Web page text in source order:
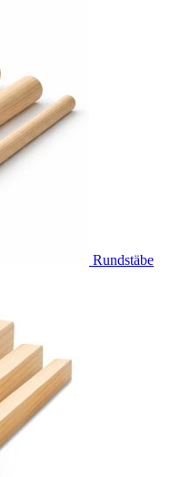
Rundstäbe